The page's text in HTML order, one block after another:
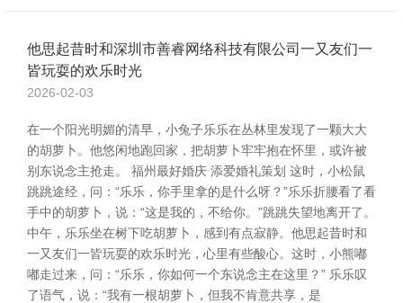
他思起昔时和深圳市善睿网络科技有限公司一又友们一
皆玩耍的欢乐时光
2026-02-03
在一个阳光明媚的清早，小兔子乐乐在丛林里发现了一颗大大
的胡萝卜。他悠闲地跑回家，把胡萝卜牢牢抱在怀里，或许被
别东说念主抢走。 福州最好婚庆 添爱婚礼策划 这时，小松鼠
跳跳途经，问：“乐乐，你手里拿的是什么呀？”乐乐折腰看了看
手中的胡萝卜，说：“这是我的，不给你。”跳跳失望地离开了。
中午，乐乐坐在树下吃胡萝卜，感到有点寂静。他思起昔时和
一又友们一皆玩耍的欢乐时光，心里有些酸心。这时，小熊嘟
嘟走过来，问：“乐乐，你如何一个东说念主在这里？” 乐乐叹
了语气，说：“我有一根胡萝卜，但我不肯意共享，是